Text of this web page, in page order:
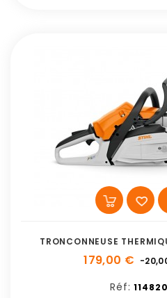
TRONCONNEUSE
179,00 € -
Réf: